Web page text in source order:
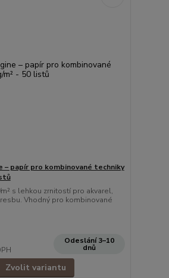
– papír pro kombinované techniky
s lehkou zrnitostí pro akvarel,
Vhodný pro kombinované
Odeslání 3–10
dnů
Zvolit variantu